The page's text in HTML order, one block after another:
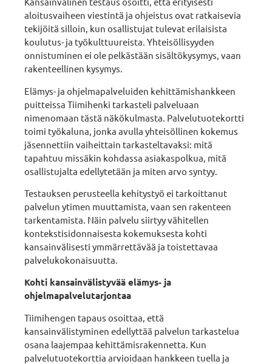
aloitusvaiheen viestintä ja ohjeistus ovat ratkaisevia
tekijöitä silloin, kun osallistujat tulevat erilaisista
koulutus- ja työkulttuureista. Yhteisöllisyyden
onnistuminen ei ole pelkästään sisältökysymys, vaan
rakenteellinen kysymys.
Elämys- ja ohjelmapalveluiden kehittämishankkeen
puitteissa Tiimihenki tarkasteli palveluaan
nimenomaan tästä näkökulmasta. Palvelutuotekortti
toimi työkaluna, jonka avulla yhteisöllinen kokemus
jäsennettiin vaiheittain tarkasteltavaksi: mitä
tapahtuu missäkin kohdassa asiakaspolkua, mitä
osallistujalta edellytetään ja miten arvo syntyy.
Testauksen perusteella kehitystyö ei tarkoittanut
palvelun ytimen muuttamista, vaan sen rakenteen
tarkentamista. Näin palvelu siirtyy vähitellen
kontekstisidonnaisesta kokemuksesta kohti
kansainvälisesti ymmärrettävää ja toistettavaa
palvelukokonaisuutta.
Kohti kansainvälistyvää elämys- ja
ohjelmapalvelutarjontaa
Tiimihengen tapaus osoittaa, että
kansainvälistyminen edellyttää palvelun tarkastelua
osana laajempaa kehittämisrakennetta. Kun
palvelutuotekorttia arvioidaan hankkeen tuella ja